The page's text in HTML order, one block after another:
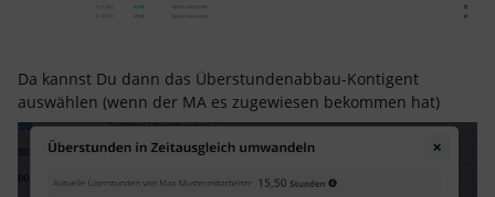
Da kannst Du dann das Überstundenabbau-Kontigent
auswählen (wenn der MA es zugewiesen bekommen hat)